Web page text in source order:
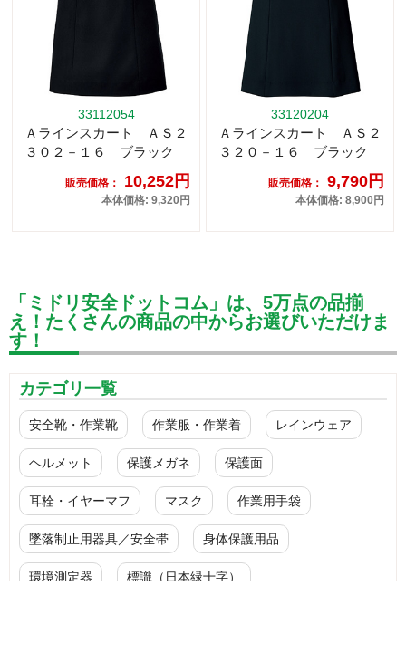
33112054
Ａラインスカート ＡＳ２
３０２－１６ ブラック
販売価格： 10,252円
本体価格: 9,320円
33120204
Ａラインスカート ＡＳ２
３２０－１６ ブラック
販売価格： 9,790円
本体価格: 8,900円
「ミドリ安全ドットコム」は、5万点の品揃
え！たくさんの商品の中からお選びいただけま
す！
カテゴリ一覧
安全靴・作業靴 作業服・作業着 レインウェア
ヘルメット 保護メガネ 保護面
耳栓・イヤーマフ マスク 作業用手袋
墜落制止用器具／安全帯 身体保護用品
環境測定器 標識（日本緑十字）